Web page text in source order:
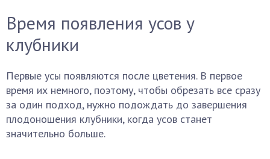
Время появления усов у
клубники
Первые усы появляются после цветения. В первое
время их немного, поэтому, чтобы обрезать все сразу
за один подход, нужно подождать до завершения
плодоношения клубники, когда усов станет
значительно больше.